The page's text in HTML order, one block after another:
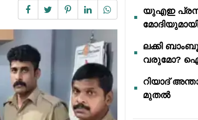
യുഎഇ
ലക്കി
വരുമോ?
റിയാദ്
മുതൽ